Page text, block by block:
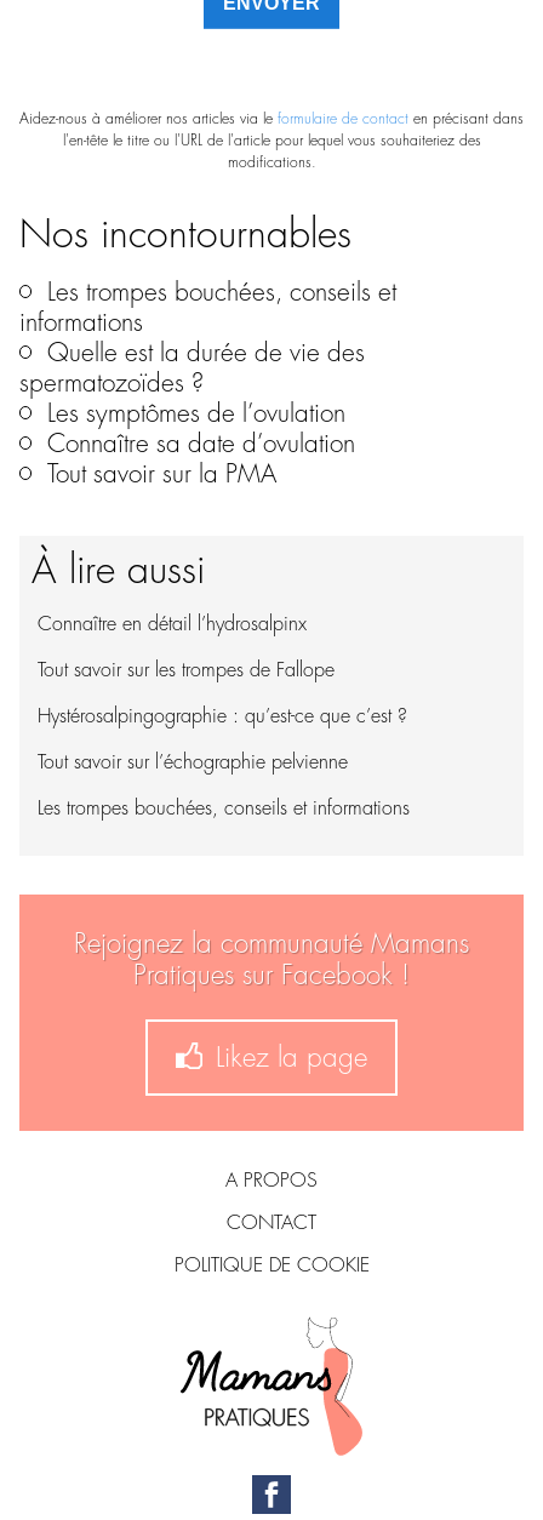
Aidez-nous à améliorer nos articles via le formulaire de contact en précisant dans
l'en-tête le titre ou l'URL de l'article pour lequel vous souhaiteriez des
modifications.
Nos incontournables
Les trompes bouchées, conseils et
informations
Quelle est la durée de vie des
spermatozoïdes ?
Les symptômes de l’ovulation
Connaître sa date d’ovulation
Tout savoir sur la PMA
À lire aussi
Connaître en détail l’hydrosalpinx
Tout savoir sur les trompes de Fallope
Hystérosalpingographie : qu’est-ce que c’est ?
Tout savoir sur l’échographie pelvienne
Les trompes bouchées, conseils et informations
Rejoignez la communauté Mamans
Pratiques sur Facebook !
Likez la page
A PROPOS
CONTACT
POLITIQUE DE COOKIE